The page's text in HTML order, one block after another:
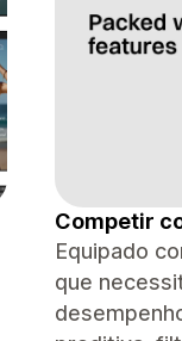
Competir
Equipado
que